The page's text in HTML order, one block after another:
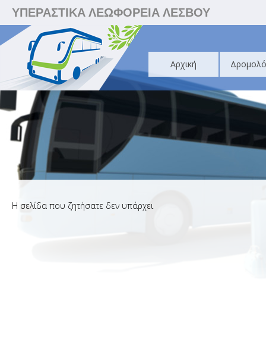
ΥΠΕΡΑΣΤΙΚΑ ΛΕΩΦΟΡΕΙΑ ΛΕΣΒΟΥ
Αρχική
Η σελίδα που ζητήσατε δεν υπάρχει